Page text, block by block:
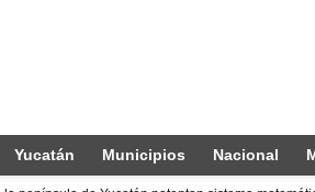
Yucatán Municipios Nacional